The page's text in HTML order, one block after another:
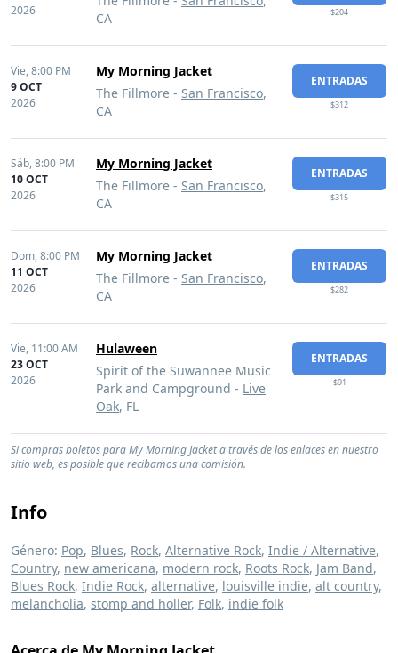
2026
CA
$204
Vie,8:00 PM
9 OCT
2026
My Morning Jacket
The Fillmore - San Francisco,
CA
ENTRADAS
$312
Sáb,8:00 PM
10 OCT
2026
My Morning Jacket
The Fillmore - San Francisco,
CA
ENTRADAS
$315
Dom,8:00 PM
11 OCT
2026
My Morning Jacket
The Fillmore - San Francisco,
CA
ENTRADAS
$282
Vie, 11:00 AM
23 OCT
2026
Hulaween
Spirit of the Suwannee Music
Park and Campground - Live
Oak, FL
ENTRADAS
$91
Si compras boletos para My Morning Jacket a través de los enlaces en nuestro
sitio web, es posible que recibamos una comisión.
Info
Género: Pop, Blues, Rock, Alternative Rock, Indie / Alternative,
Country, new americana, modern rock, Roots Rock, Jam Band,
Blues Rock, Indie Rock, alternative, louisville indie, alt country,
melancholia, stomp and holler, Folk, indie folk